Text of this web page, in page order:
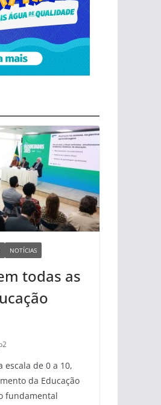
NOTÍCIAS
todas as
escala de 0 a 10,
da Educação
fundamental